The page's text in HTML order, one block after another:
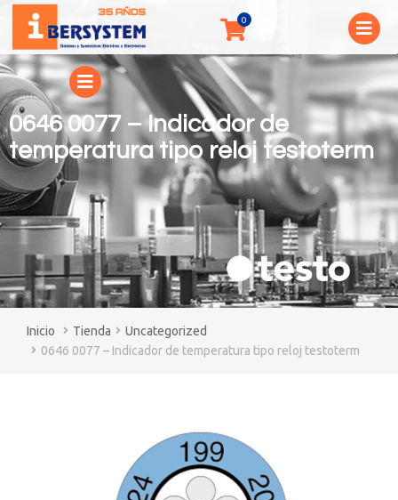
0646 0077 – Indicador de
temperatura tipo reloj testoterm
You are here:
Tienda
Uncategorized
0646 0077 – Indicador de temperatura tipo reloj testoterm